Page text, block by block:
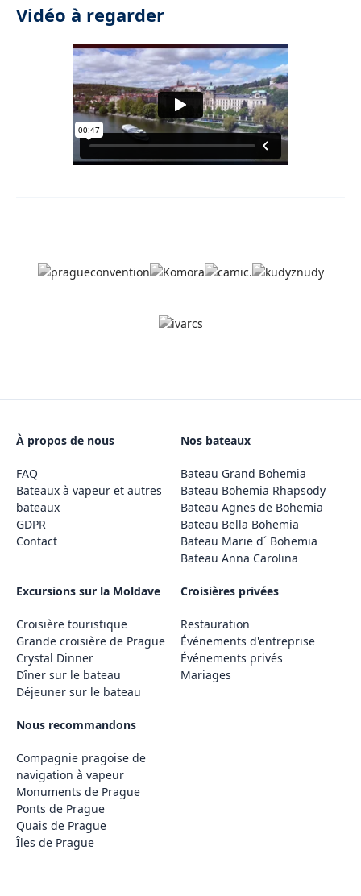
Vidéo à regarder
À propos de nous
FAQ
Bateaux à vapeur et autres
bateaux
GDPR
Contact
Nos bateaux
Bateau Grand Bohemia
Bateau Bohemia Rhapsody
Bateau Agnes de Bohemia
Bateau Bella Bohemia
Bateau Marie d´ Bohemia
Bateau Anna Carolina
Excursions sur la Moldave
Croisière touristique
Grande croisière de Prague
Crystal Dinner
Dîner sur le bateau
Déjeuner sur le bateau
Croisières privées
Restauration
Événements d'entreprise
Événements privés
Mariages
Nous recommandons
Compagnie pragoise de
navigation à vapeur
Monuments de Prague
Ponts de Prague
Quais de Prague
Îles de Prague